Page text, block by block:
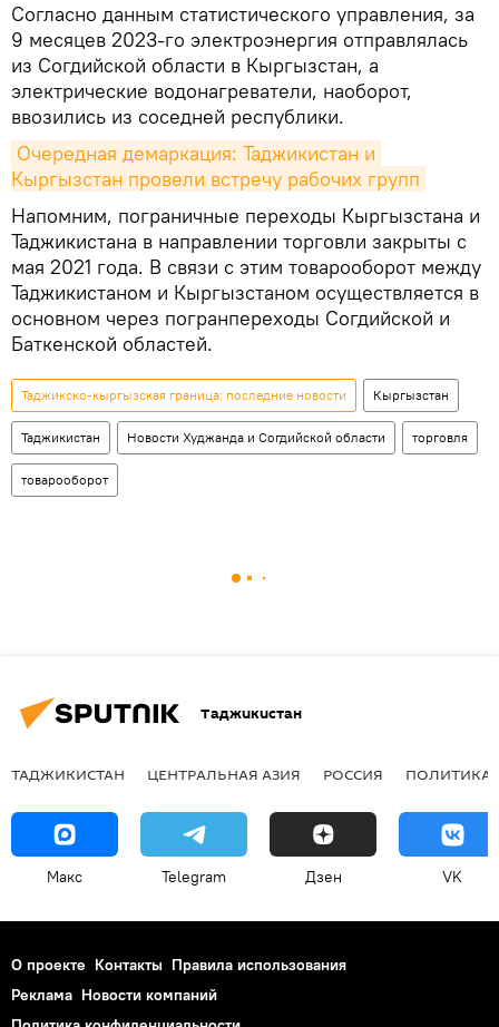
Согласно данным статистического управления, за
9 месяцев 2023-го электроэнергия отправлялась
из Согдийской области в Кыргызстан, а
электрические водонагреватели, наоборот,
ввозились из соседней республики.
Очередная демаркация: Таджикистан и
Кыргызстан провели встречу рабочих групп
Напомним, пограничные переходы Кыргызстана и
Таджикистана в направлении торговли закрыты с
мая 2021 года. В связи с этим товарооборот между
Таджикистаном и Кыргызстаном осуществляется в
основном через погранпереходы Согдийской и
Баткенской областей.
Таджикско-кыргызская граница: последние новости Кыргызстан
Таджикистан Новости Худжанда и Согдийской области торговля
товарооборот
Таджикистан
ТАДЖИКИСТАН ЦЕНТРАЛЬНАЯ АЗИЯ РОССИЯ ПОЛИТИКА
Макс Telegram Дзен VK
О проекте Контакты Правила использования
Реклама Новости компаний